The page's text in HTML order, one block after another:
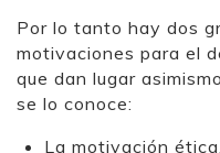
Por lo tanto hay dos
motivaciones para el
que dan lugar
se lo conoce:
La motivación